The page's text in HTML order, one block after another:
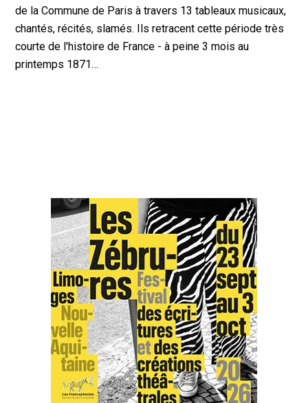
de la Commune de Paris à travers 13 tableaux musicaux,
chantés, récités, slamés. Ils retracent cette période très
courte de l'histoire de France - à peine 3 mois au
printemps 1871…